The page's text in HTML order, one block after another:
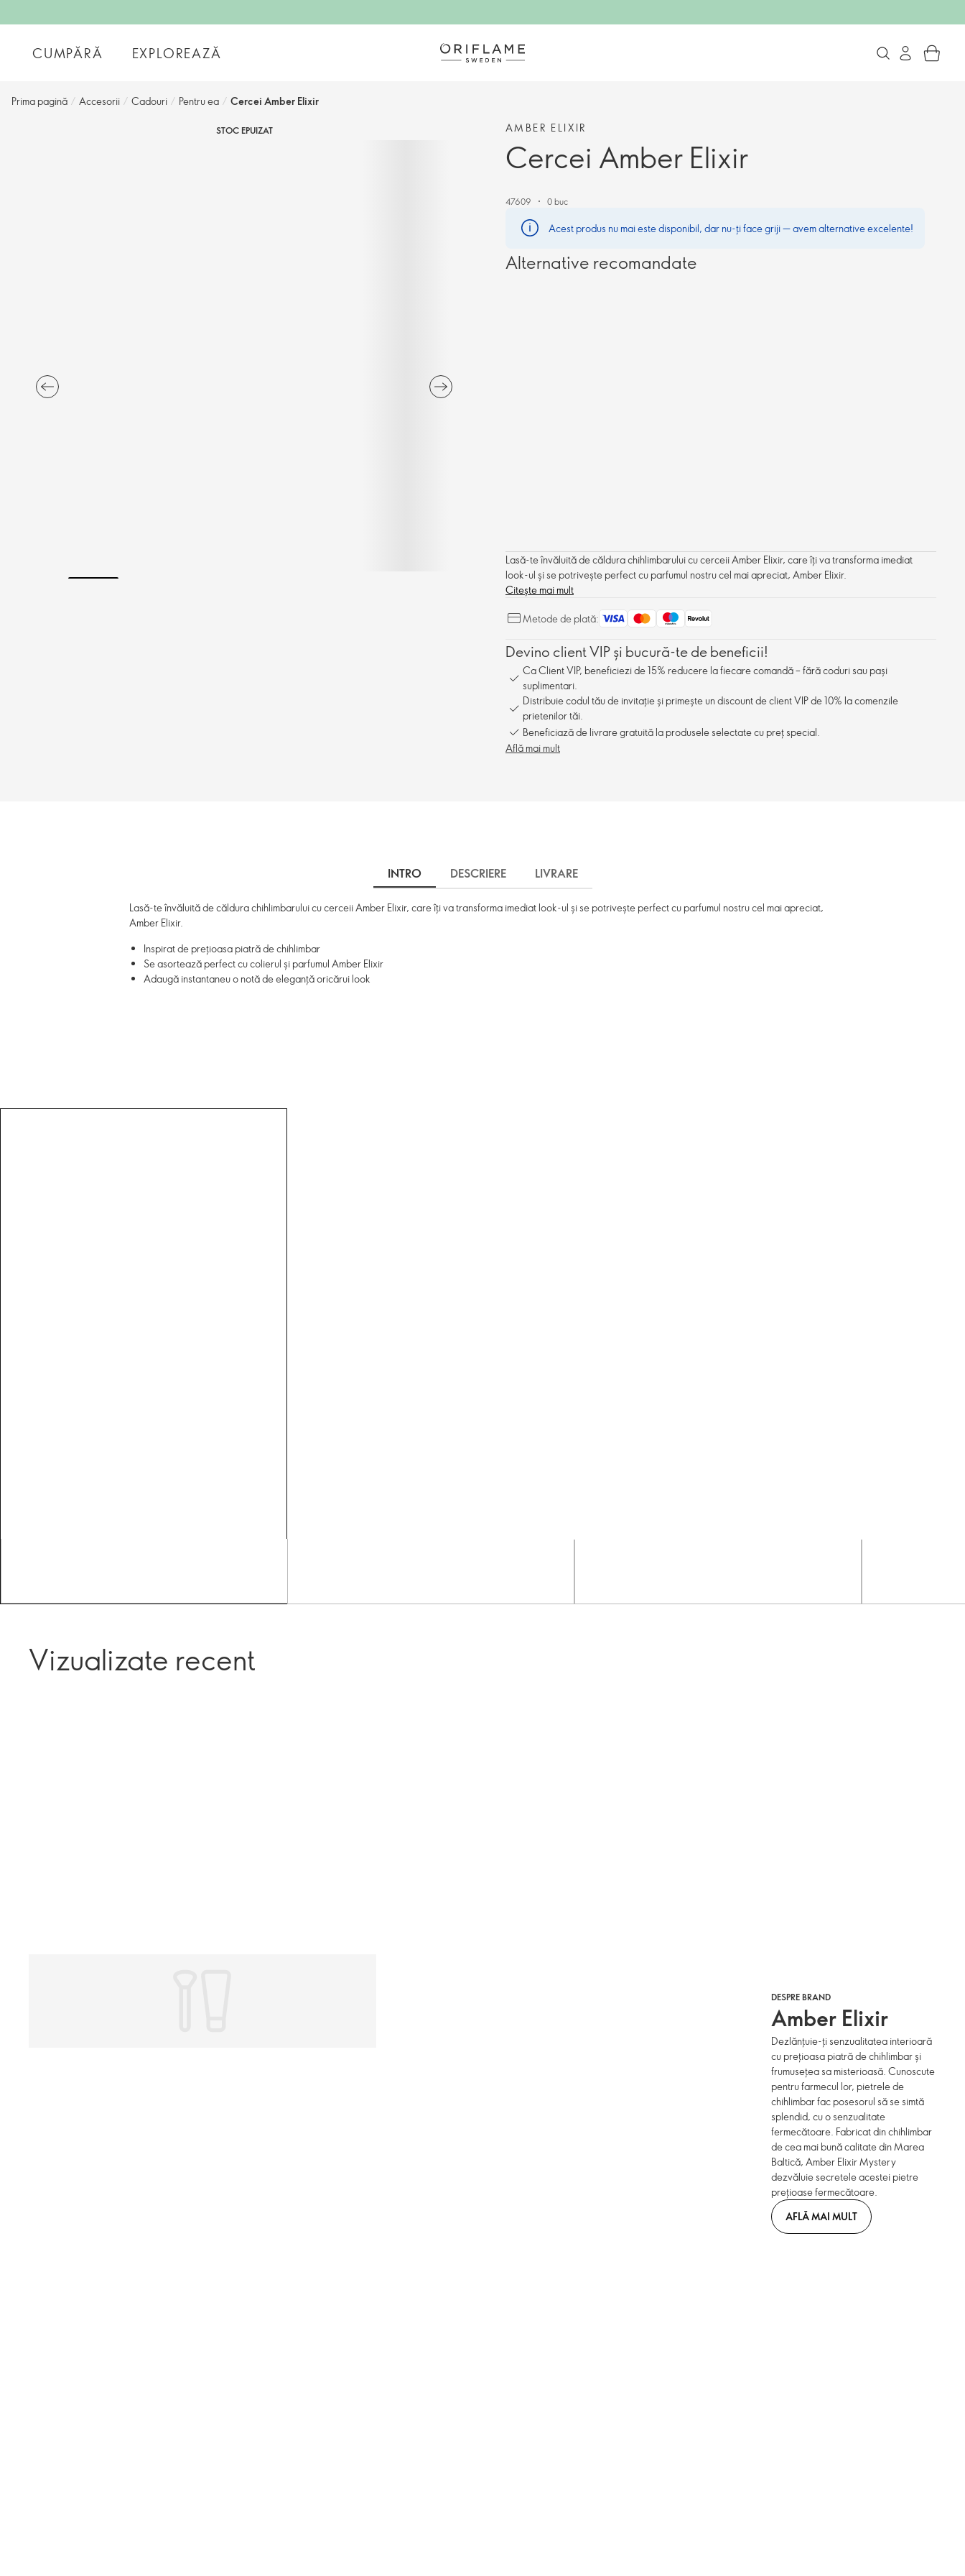
CUMPĂRĂ EXPLOREAZĂ
Prima pagină / Accesorii / Cadouri / Pentru ea / Cercei Amber Elixir
STOC EPUIZAT AMBER ELIXIR
Cercei Amber Elixir
47609 0 buc
Acest produs nu mai este disponibil, dar nu-ți face griji — avem alternative excelente!
Alternative recomandate
Lasă-te învăluită de căldura chihlimbarului cu cerceii Amber Elixir, care îți va transforma imediat
look-ul și se potrivește perfect cu parfumul nostru cel mai apreciat, Amber Elixir.
Citește mai mult
Metode de plată:
Devino client VIP și bucură-te de beneficii!
Ca Client VIP, beneficiezi de 15% reducere la fiecare comandă – fără coduri sau pași
suplimentari.
Distribuie codul tău de invitație și primește un discount de client VIP de 10% la comenzile
prietenilor tăi.
Beneficiază de livrare gratuită la produsele selectate cu preț special.
Află mai mult
INTRO DESCRIERE LIVRARE
Lasă-te învăluită de căldura chihlimbarului cu cerceii Amber Elixir, care îți va transforma imediat look-ul și se potrivește perfect cu parfumul nostru cel mai apreciat,
Amber Elixir.
Inspirat de prețioasa piatră de chihlimbar
Se asortează perfect cu colierul și parfumul Amber Elixir
Adaugă instantaneu o notă de eleganță oricărui look
Vizualizate recent
DESPRE BRAND
Amber Elixir
Dezlănțuie-ți senzualitatea interioară
cu prețioasa piatră de chihlimbar și
frumusețea sa misterioasă. Cunoscute
pentru farmecul lor, pietrele de
chihlimbar fac posesorul să se simtă
splendid, cu o senzualitate
fermecătoare. Fabricat din chihlimbar
de cea mai bună calitate din Marea
Baltică, Amber Elixir Mystery
dezvăluie secretele acestei pietre
prețioase fermecătoare.
AFLĂ MAI MULT